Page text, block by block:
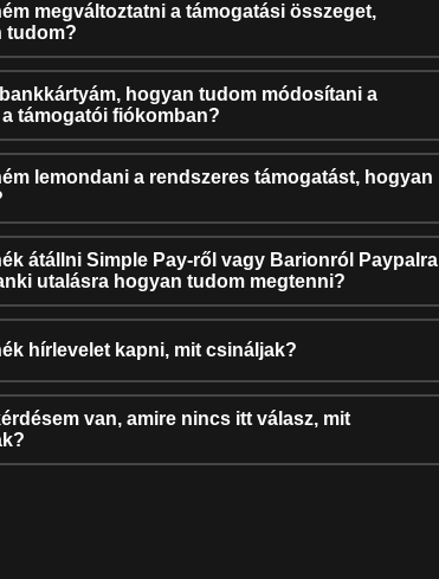
megváltoztatni a támogatási összeget,
tudom?
hogyan tudom módosítani a
támogatói fiókomban?
lemondani a rendszeres támogatást, hogyan
átállni Simple Pay-ről vagy Barionról Paypalra
utalásra hogyan tudom megtenni?
hírlevelet kapni, mit csináljak?
van, amire nincs itt válasz, mit